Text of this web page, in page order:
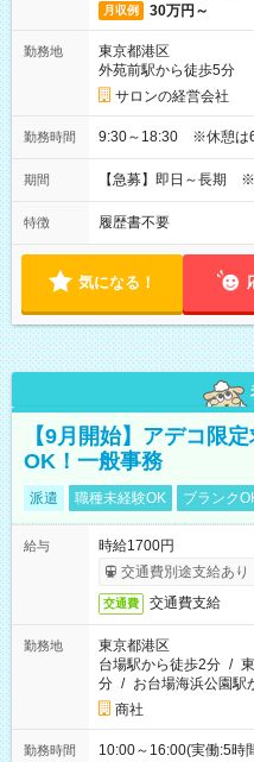
月収例 30万円～
勤務地
東京都港区
外苑前駅から徒歩5分
サロンの経営会社
勤務時間 9:30～18:30 ※休憩は
期間 【急募】即日～長期
特徴 履歴書不要
気になる！
【9月開始】アデコ限
OK！一般事務
派遣 職種未経験OK ブランク
給与
時給1700円
交通費別途支給あり
交通費 交通費支給
勤務地
東京都港区
台場駅から徒歩2分 /
分 / お台場海浜公園駅
商社
勤務時間 10:00～16:00(実働:5時